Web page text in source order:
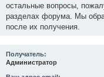
остальные вопросы,
разделах форума. Мы
после их получения.
Получатель:
Администратор